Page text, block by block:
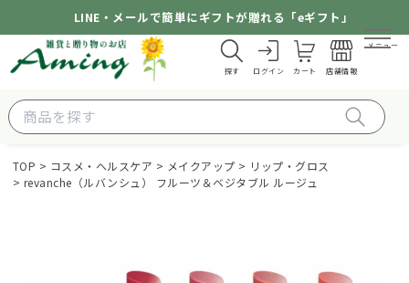
LINE・メールで簡単にギフトが贈れる「eギフト」
探す ログイン カート 店舗情報
メニュー
TOP コスメ・ヘルスケア メイクアップ
リップ・グロス
revanche（ルバンシュ） フルーツ＆ベジタブル ルージュ